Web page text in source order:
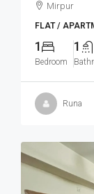
Mirpur
FLAT /
1
Bedroom
1
Runa